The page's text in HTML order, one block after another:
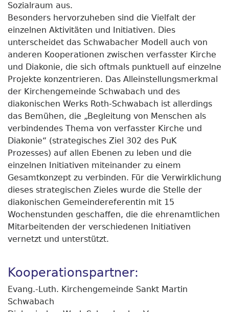
Sozialraum aus.
Besonders hervorzuheben sind die Vielfalt der
einzelnen Aktivitäten und Initiativen. Dies
unterscheidet das Schwabacher Modell auch von
anderen Kooperationen zwischen verfasster Kirche
und Diakonie, die sich oftmals punktuell auf einzelne
Projekte konzentrieren. Das Alleinstellungsmerkmal
der Kirchengemeinde Schwabach und des
diakonischen Werks Roth-Schwabach ist allerdings
das Bemühen, die „Begleitung von Menschen als
verbindendes Thema von verfasster Kirche und
Diakonie“ (strategisches Ziel 302 des PuK
Prozesses) auf allen Ebenen zu leben und die
einzelnen Initiativen miteinander zu einem
Gesamtkonzept zu verbinden. Für die Verwirklichung
dieses strategischen Zieles wurde die Stelle der
diakonischen Gemeindereferentin mit 15
Wochenstunden geschaffen, die die ehrenamtlichen
Mitarbeitenden der verschiedenen Initiativen
vernetzt und unterstützt.
Kooperationspartner:
Evang.-Luth. Kirchengemeinde Sankt Martin
Schwabach